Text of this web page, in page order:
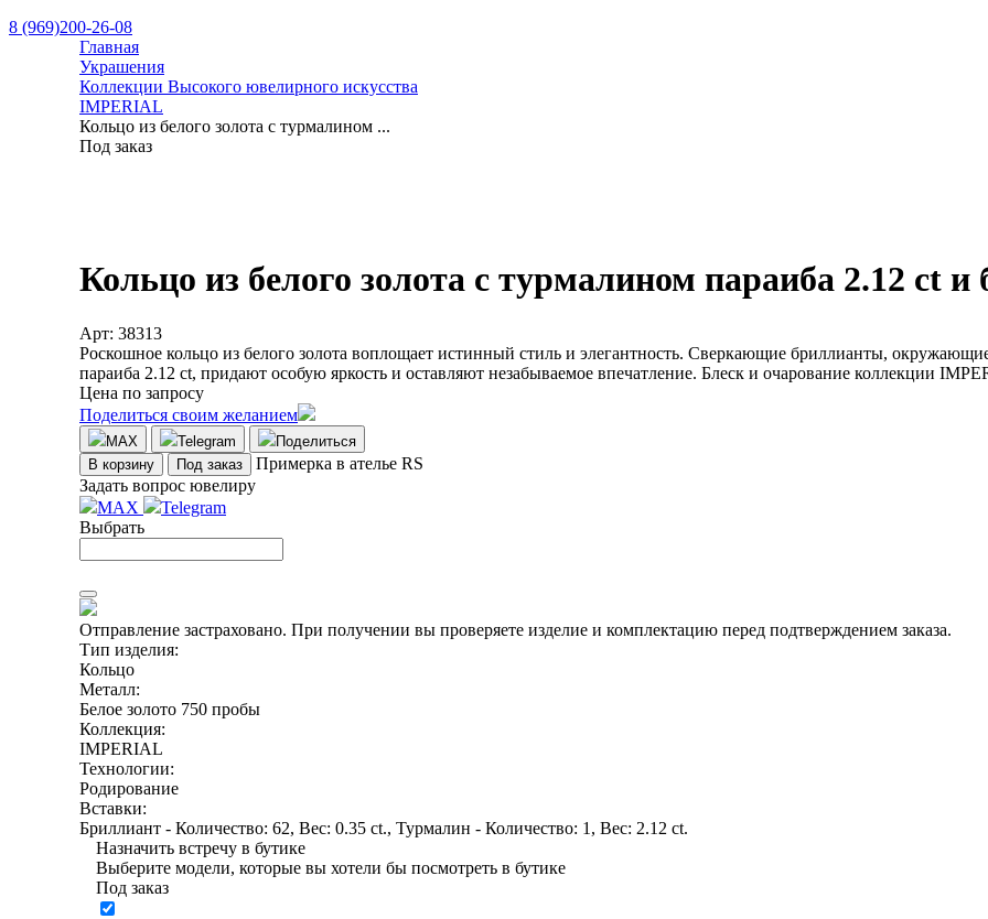
8 (969)200-26-08
Главная
Украшения
Коллекции Высокого ювелирного искусства
IMPERIAL
Кольцо из белого золота с турмалином ...
Под заказ
Кольцо из белого золота с турмалином параиба 2.12 ct
Арт: 38313
Роскошное кольцо из белого золота воплощает истинный стиль и элегантность. Сверкающие бриллианты,
параиба 2.12 ct, придают особую яркость и оставляют незабываемое впечатление. Блеск и очарование коллекции
Цена по запросу
Поделиться своим желанием
MAX Telegram
Поделиться
В корзину
Под заказ
Примерка в ателье RS
Задать вопрос ювелиру
MAX
Telegram
Выбрать
Отправление застраховано. При получении вы проверяете изделие и комплектацию перед подтверждением заказа.
Тип изделия:
Кольцо
Металл:
Белое золото 750 пробы
Коллекция:
IMPERIAL
Технологии:
Родирование
Вставки:
Бриллиант - Количество: 62, Вес: 0.35 ct., Турмалин - Количество: 1, Вес: 2.12 ct.
Назначить встречу в бутике
Выберите модели, которые вы хотели бы посмотреть в бутике
Под заказ